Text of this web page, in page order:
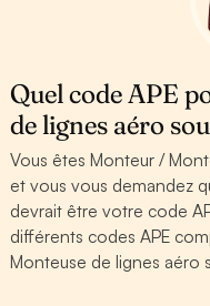
Quel code APE
de lignes aéro
Vous êtes Monteur /
et vous vous demandez
devrait être votre code
différents codes APE
Monteuse de lignes aéro